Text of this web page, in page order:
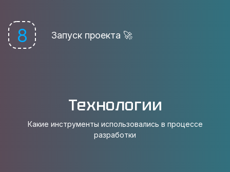
8 Запуск проекта 🚀
Технологии
Какие инструменты использовались в процессе
разработки